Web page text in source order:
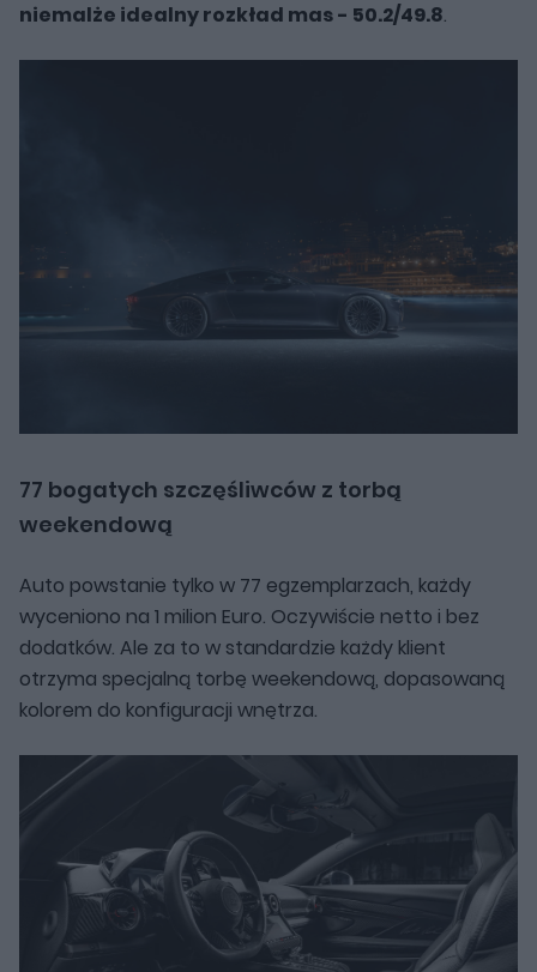
niemalże idealny rozkład mas - 50.2/49.8.
77 bogatych szczęśliwców z torbą
weekendową
Auto powstanie tylko w 77 egzemplarzach, każdy
wyceniono na 1 milion Euro. Oczywiście netto i bez
dodatków. Ale za to w standardzie każdy klient
otrzyma specjalną torbę weekendową, dopasowaną
kolorem do konfiguracji wnętrza.